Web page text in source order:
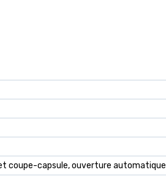
coupe-capsule, ouverture automatique